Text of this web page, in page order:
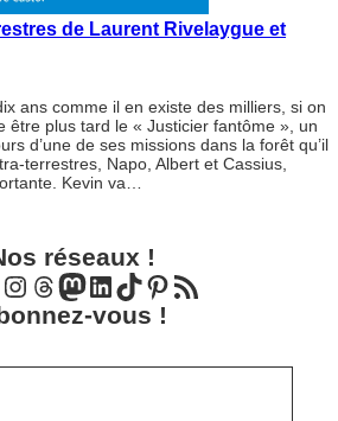
de Laurent Rivelaygue et
ans comme il en existe des milliers, si on
être plus tard le « Justicier fantôme », un
d’une de ses missions dans la forêt qu’il
terrestres, Napo, Albert et Cassius,
Kevin va…
réseaux !
Instagram Threads Mastodon LinkedIn TikTok Pinterest Flux RSS
vous !